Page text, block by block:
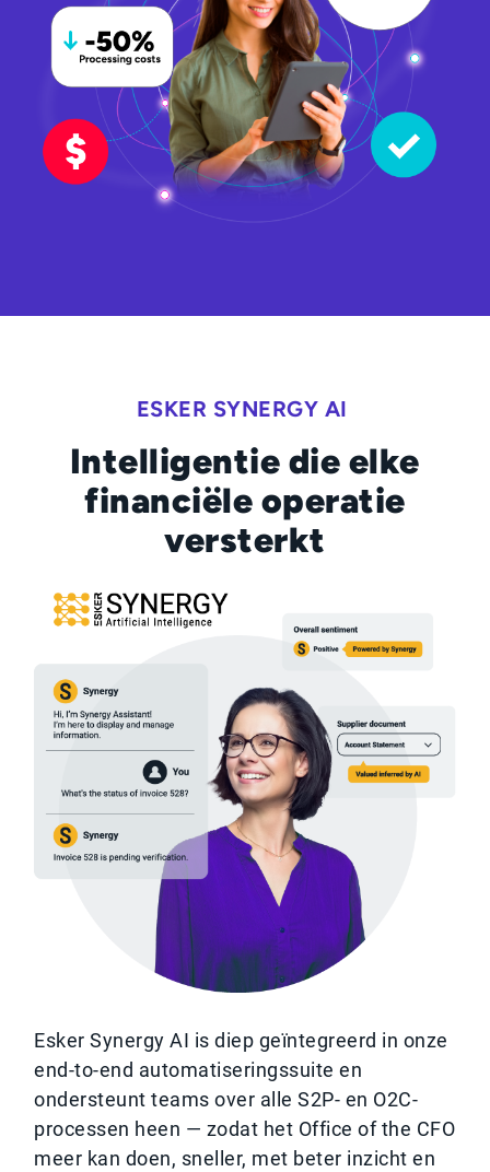
ESKER SYNERGY AI
Intelligentie die elke
financiële operatie
versterkt
Esker Synergy AI is diep geïntegreerd in onze
end-to-end automatiseringssuite en
ondersteunt teams over alle S2P- en O2C-
processen heen — zodat het Office of the CFO
meer kan doen, sneller, met beter inzicht en